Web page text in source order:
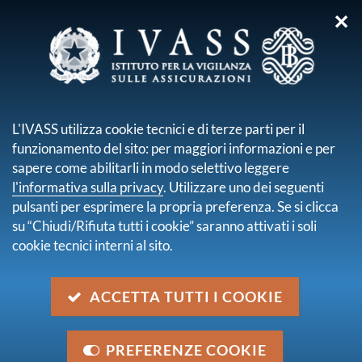
sei qui:
Assicurativo
Intervista di Ida Mercanti a Due
di Denari - Radio 24 sull'Arbitro
Assicurativo
Ida Mercanti è intervenuta alla trasmissione "Due di
Mauro Meazza per parlare dell'Arbitro Assicurativo
✕
L'IVASS utilizza cookie tecnici e di terze parti per il
funzionamento del sito: per maggiori informazioni e per
sapere come abilitarli in modo selettivo leggere
l'informativa sulla privacy. Utilizzare uno dei seguenti
pulsanti per esprimere la propria preferenza. Se si clicca
su “Chiudi/Rifiuta tutti i cookie” saranno attivati i soli
cookie tecnici interni al sito.
ACCETTA TUTTI I COOKIE
PREFERENZE COOKIE